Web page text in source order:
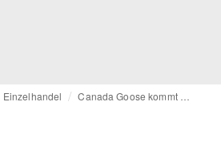
Einzelhandel